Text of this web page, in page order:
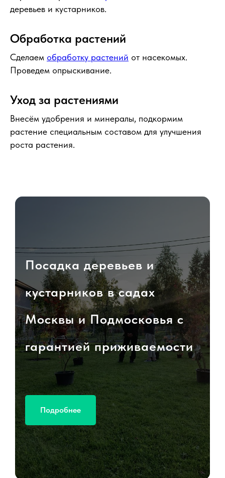
деревьев и кустарников.
Обработка растений
Сделаем обработку растений от насекомых.
Проведем опрыскивание.
Уход за растениями
Внесём удобрения и минералы, подкормим
растение специальным составом для улучшения
роста растения.
Посадка деревьев и
кустарников в садах
Москвы и Подмосковья с
гарантией приживаемости
Подробнее